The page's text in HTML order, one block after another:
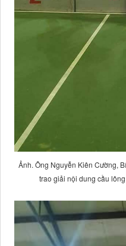
Ảnh. Ông Nguyễn Kiên Cường,
trao giải nội dung cầu